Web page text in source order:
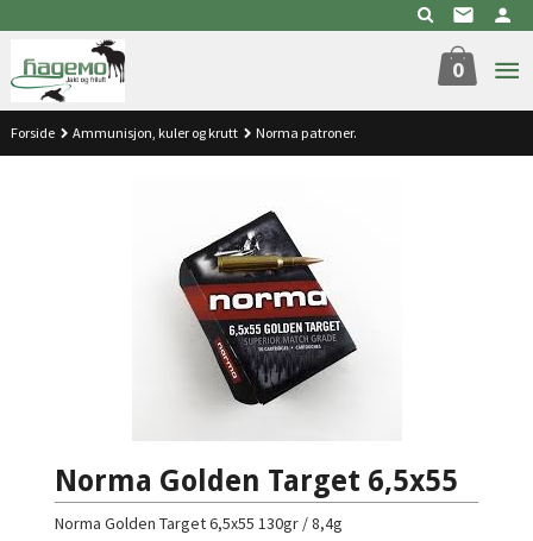
til
innholdet
0
Forside Ammunisjon, kuler og krutt Norma patroner.
Norma Golden Target 6,5x55
Norma Golden Target 6,5x55 130gr / 8,4g